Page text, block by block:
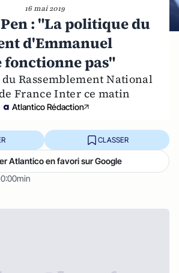
16 mai 2019
: "La politique du
d'Emmanuel
fonctionne pas"
Rassemblement National
France Inter ce matin
Atlantico Rédaction
0:00min
CLASSER
Atlantico en favori sur Google